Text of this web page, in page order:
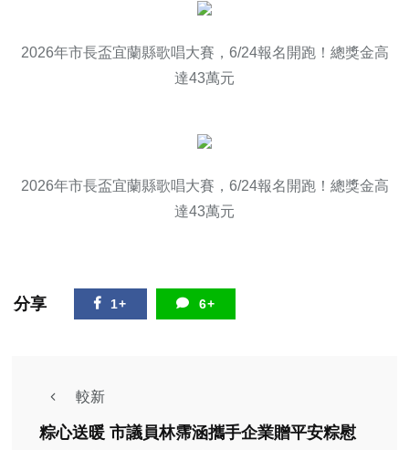
2026年市長盃宜蘭縣歌唱大賽，6/24報名開跑！總獎金高
達43萬元
2026年市長盃宜蘭縣歌唱大賽，6/24報名開跑！總獎金高
達43萬元
分享 1+ 6+
較新
粽心送暖 市議員林霈涵攜手企業贈平安粽慰